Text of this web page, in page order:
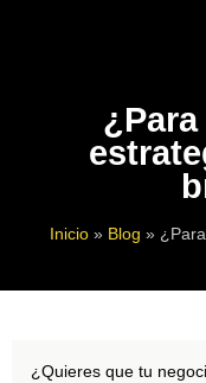
Inicio» Blog »
¿Quieres que tu